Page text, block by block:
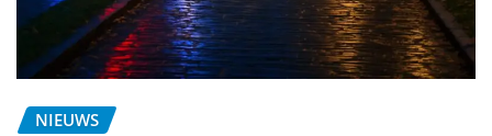
NIEUWS